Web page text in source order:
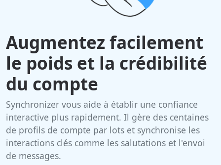
Augmentez facilement
le poids et la crédibilité
du compte
Synchronizer vous aide à établir une confiance
interactive plus rapidement. Il gère des centaines
de profils de compte par lots et synchronise les
interactions clés comme les salutations et l'envoi
de messages.